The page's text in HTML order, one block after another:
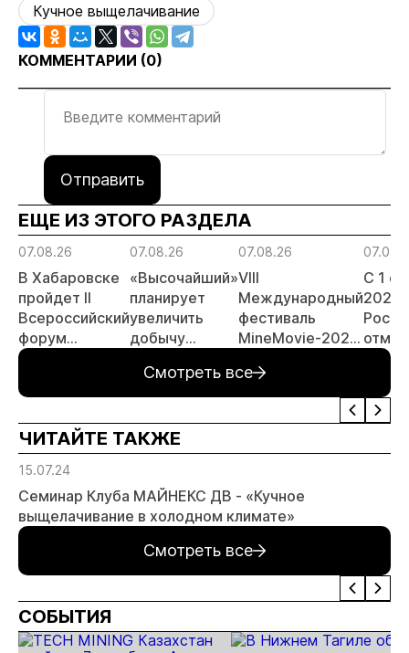
Кучное выщелачивание
КОММЕНТАРИИ (0)
Отправить
ЕЩЕ ИЗ ЭТОГО РАЗДЕЛА
07.08.26
В Хабаровске
пройдет II
Всероссийский
форум
«Россыпное
России»
07.08.26
«Высочайший»
планирует
увеличить
добычу
тонн в 2026
году
07.08.26
VIII
Международный
фестиваль
MineMovie-2026
заявок
С 1
2026
Смотреть все
ЧИТАЙТЕ ТАКЖЕ
15.07.24
Семинар Клуба МАЙНЕКС ДВ - «Кучное
выщелачивание в холодном климате»
Смотреть все
СОБЫТИЯ